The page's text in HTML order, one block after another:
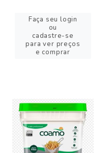
Faça seu login
ou
cadastre-se
para ver preços
e comprar